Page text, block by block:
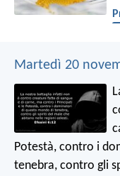
Martedì 20
Potestà, contro i
tenebra, contro gli